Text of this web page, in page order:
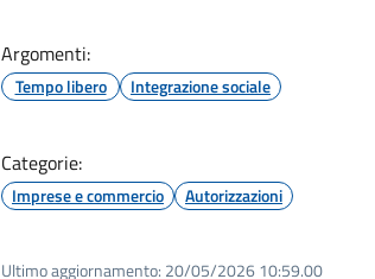
Argomenti:
Tempo libero Integrazione sociale
Categorie:
Imprese e commercio Autorizzazioni
Ultimo aggiornamento: 20/05/2026 10:59.00